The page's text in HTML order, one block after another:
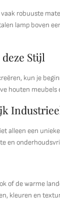
robuuste
lamp boven
Stijl
kun je
houten
alleen een
en
of de warme
kleuren en